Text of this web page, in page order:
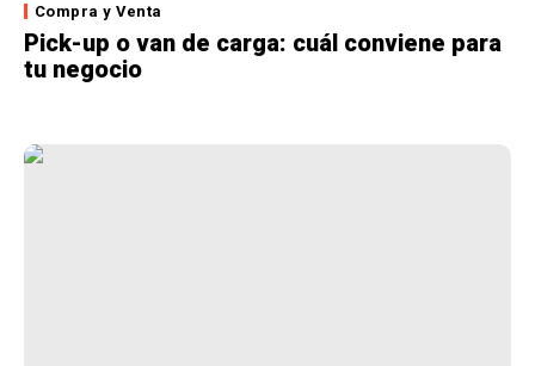
Compra y Venta
Pick-up o van de carga: cuál conviene para
tu negocio